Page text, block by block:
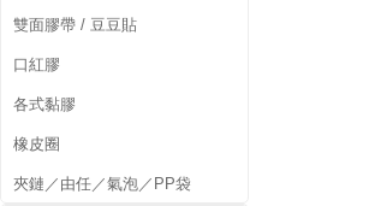
雙面膠帶 / 豆豆貼
口紅膠
各式黏膠
橡皮圈
夾鏈／由任／氣泡／PP袋